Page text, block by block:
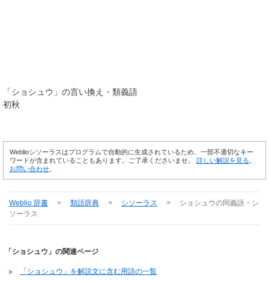
「ショシュウ 」の言い換え・類義語
初秋
Weblioシソーラスはプログラムで自動的に生成されているため、一部不適切なキー
ワードが含まれていることもあります。ご了承くださいませ。 詳しい解説を見る
お問い合わせ
Weblio 辞書 > 類語辞典 > シソーラス > ショシュウの同義語・シ
ソーラス
「ショシュウ」の関連ページ
「ショシュウ」を解説文に含む用語の一覧